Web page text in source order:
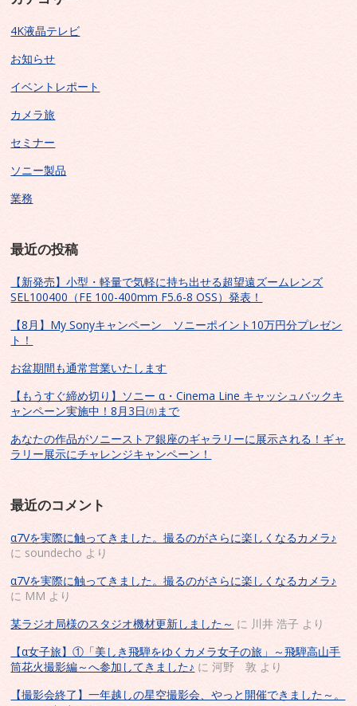
4K液晶テレビ
お知らせ
イベントレポート
カメラ旅
セミナー
ソニー製品
業務
最近の投稿
【新発売】小型・軽量で気軽に持ち出せる超望遠ズームレンズ
SEL100400（FE 100-400mm F5.6-8 OSS）発表！
【8月】My Sonyキャンペーン ソニーポイント10万円分プレゼン
ト！
お盆期間も通常営業いたします
【もうすぐ締め切り】ソニー α・Cinema Line キャッシュバックキ
ャンペーン実施中！8月3日㈪まで
あなたの作品がソニーストア銀座のギャラリーに展示される！ギャ
ラリー展示にチャレンジキャンペーン！
最近のコメント
α7Vを実際に触ってきました。撮るのがさらに楽しくなるカメラ♪
に soundecho より
α7Vを実際に触ってきました。撮るのがさらに楽しくなるカメラ♪
に MM より
某ラジオ局様のスタジオ機材更新しました～ に 川井 浩子 より
【α女子旅】①「美しき飛騨をゆくカメラ女子の旅」～飛騨高山手
筒花火撮影編～へ参加してきました♪ に河野 敦 より
【撮影会終了】一年越しの星空撮影会、やっと開催できました～。